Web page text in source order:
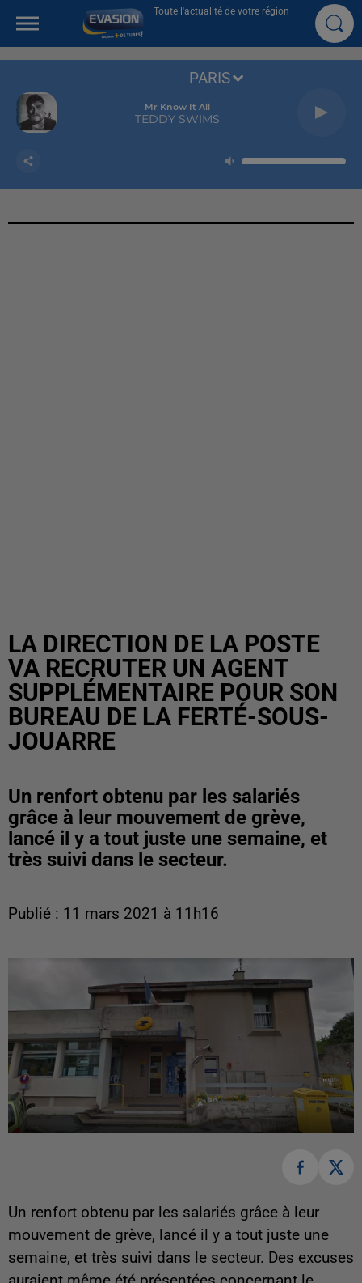
Toute l'actualité de votre région
Mr Know It All
TEDDY SWIMS
PARIS
LA DIRECTION DE LA POSTE
VA RECRUTER UN AGENT
SUPPLÉMENTAIRE POUR SON
BUREAU DE LA FERTÉ-SOUS-
JOUARRE
Un renfort obtenu par les salariés
grâce à leur mouvement de grève,
lancé il y a tout juste une semaine, et
très suivi dans le secteur.
Publié : 11 mars 2021 à 11h16
Un renfort obtenu par les salariés grâce à leur
mouvement de grève, lancé il y a tout juste une
semaine, et très suivi dans le secteur. Des excuses